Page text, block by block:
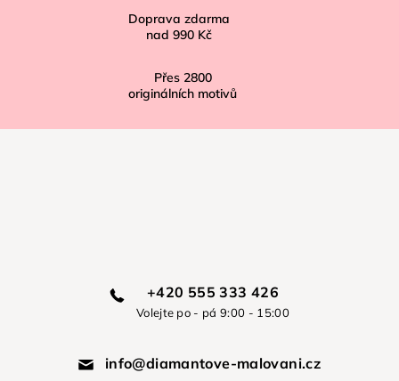
Doprava zdarma
nad 990 Kč
Přes 2800
originálních motivů
+420 555 333 426
Volejte po - pá 9:00 - 15:00
info@diamantove-malovani.cz